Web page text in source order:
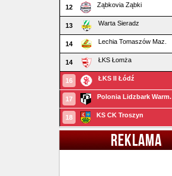
12 Ząbkovia Ząbki
13 Warta Sieradz
14 Lechia Tomaszów Maz.
14 ŁKS Łomża
16 ŁKS II Łódź
17 Polonia Lidzbark Warm.
18 KS CK Troszyn
REKLAMA